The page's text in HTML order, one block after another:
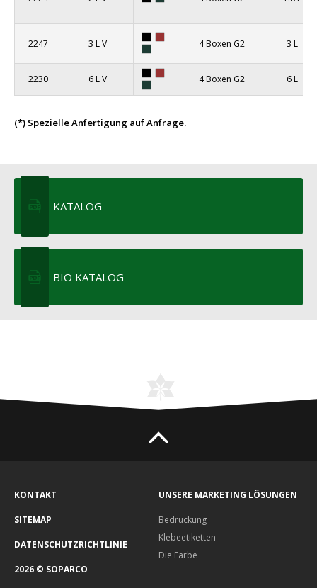
2247 3 L V 4 Boxen G2 3 L
2230 6 L V 4 Boxen G2 6 L
(*) Spezielle Anfertigung auf Anfrage.
KATALOG
BIO KATALOG
KONTAKT
SITEMAP
DATENSCHUTZRICHTLINIE
2026 © SOPARCO
UNSERE MARKETING LÔSUNGEN
Bedruckung
Klebeetiketten
Die Farbe